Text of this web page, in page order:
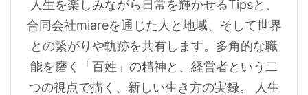
人生を楽しみながら日常を輝かせるTipsと、
合同会社miareを通じた人と地域、そして世界
との繋がりや軌跡を共有します。多角的な職
能を磨く「百姓」の精神と、経営者という二
つの視点で描く、新しい生き方の実録。 人生